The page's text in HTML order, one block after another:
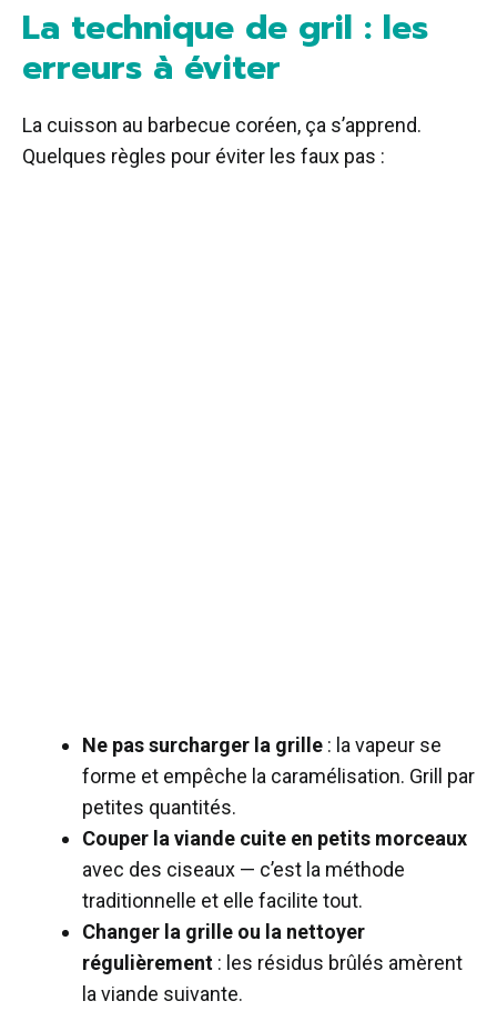
La technique de gril : les
erreurs à éviter
La cuisson au barbecue coréen, ça s’apprend.
Quelques règles pour éviter les faux pas :
Ne pas surcharger la grille : la vapeur se
forme et empêche la caramélisation. Grill par
petites quantités.
Couper la viande cuite en petits morceaux
avec des ciseaux — c’est la méthode
traditionnelle et elle facilite tout.
Changer la grille ou la nettoyer
régulièrement : les résidus brûlés amèrent
la viande suivante.